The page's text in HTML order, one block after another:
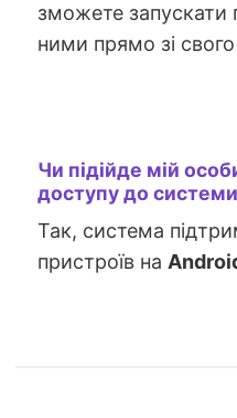
зможете запускати
ними прямо зі
Чи підійде мій
доступу до
Так, система
пристроїв на